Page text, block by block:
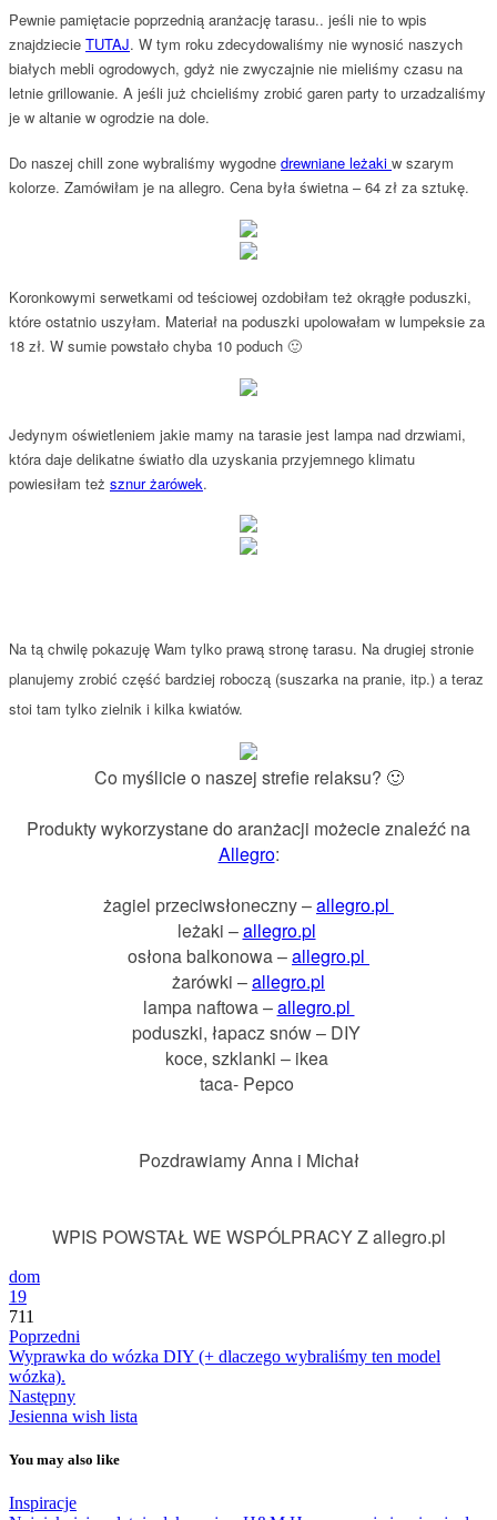
Pewnie pamiętacie poprzednią aranżację tarasu.. jeśli nie to wpis
znajdziecie TUTAJ. W tym roku zdecydowaliśmy nie wynosić naszych
białych mebli ogrodowych, gdyż nie zwyczajnie nie mieliśmy czasu na
letnie grillowanie. A jeśli już chcieliśmy zrobić garen party to urzadzaliśmy
je w altanie w ogrodzie na dole.
Do naszej chill zone wybraliśmy wygodne drewniane leżaki w szarym
kolorze. Zamówiłam je na allegro. Cena była świetna – 64 zł za sztukę.
Koronkowymi serwetkami od teściowej ozdobiłam też okrągłe poduszki,
które ostatnio uszyłam. Materiał na poduszki upolowałam w lumpeksie za
18 zł. W sumie powstało chyba 10 poduch 🙂
Jedynym oświetleniem jakie mamy na tarasie jest lampa nad drzwiami,
która daje delikatne światło dla uzyskania przyjemnego klimatu
powiesiłam też sznur żarówek.
Na tą chwilę pokazuję Wam tylko prawą stronę tarasu. Na drugiej stronie
planujemy zrobić część bardziej roboczą (suszarka na pranie, itp.) a teraz
stoi tam tylko zielnik i kilka kwiatów.
Co myślicie o naszej strefie relaksu? 🙂
Produkty wykorzystane do aranżacji możecie znaleźć na
Allegro:
żagiel przeciwsłoneczny –allegro.pl
leżaki –allegro.pl
osłona balkonowa –allegro.pl
żarówki –allegro.pl
lampa naftowa –allegro.pl
poduszki, łapacz snów – DIY
koce, szklanki – ikea
taca- Pepco
Pozdrawiamy Anna i Michał
WPIS POWSTAŁ WE WSPÓLPRACY Z allegro.pl
dom
19
711
Poprzedni
Wyprawka do wózka DIY (+ dlaczego wybraliśmy ten model
wózka).
Następny
Jesienna wish lista
You may also like
Inspiracje